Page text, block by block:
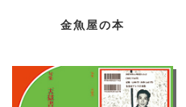
金魚屋の本